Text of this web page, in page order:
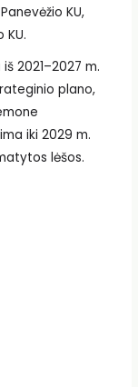
KU,
KU.
2021–2027 m.
plano,
iki 2029 m.
lėšos.